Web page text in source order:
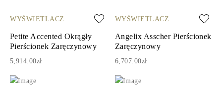
WYŚWIETLACZ
Petite Accented Okrągły
Pierścionek Zaręczynowy
5,914.00zł
WYŚWIETLACZ
Angelix Asscher Pierścionek
Zaręczynowy
6,707.00zł